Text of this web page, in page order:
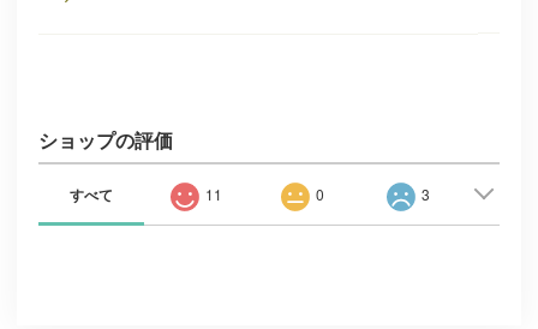
ショップの評価
すべて 11 0 3